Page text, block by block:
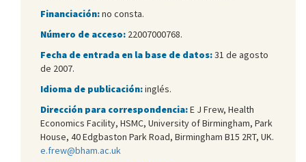
Financiación:no consta.
Número de acceso: 22007000768.
Fecha de entrada en la base de datos:31 de agosto
de 2007.
Idioma de publicación:inglés.
Dirección para correspondencia:E J Frew, Health
Economics Facility, HSMC, University of Birmingham, Park
House, 40 Edgbaston Park Road, Birmingham B15 2RT, UK.
e.frew@bham.ac.uk